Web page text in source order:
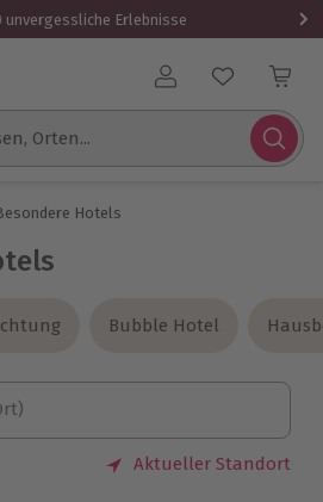
unvergessliche Erlebnisse
Benutzerkonto
Orten...
Hotels
Bubble Hotel
Bubble Hotel
Aktueller Standort